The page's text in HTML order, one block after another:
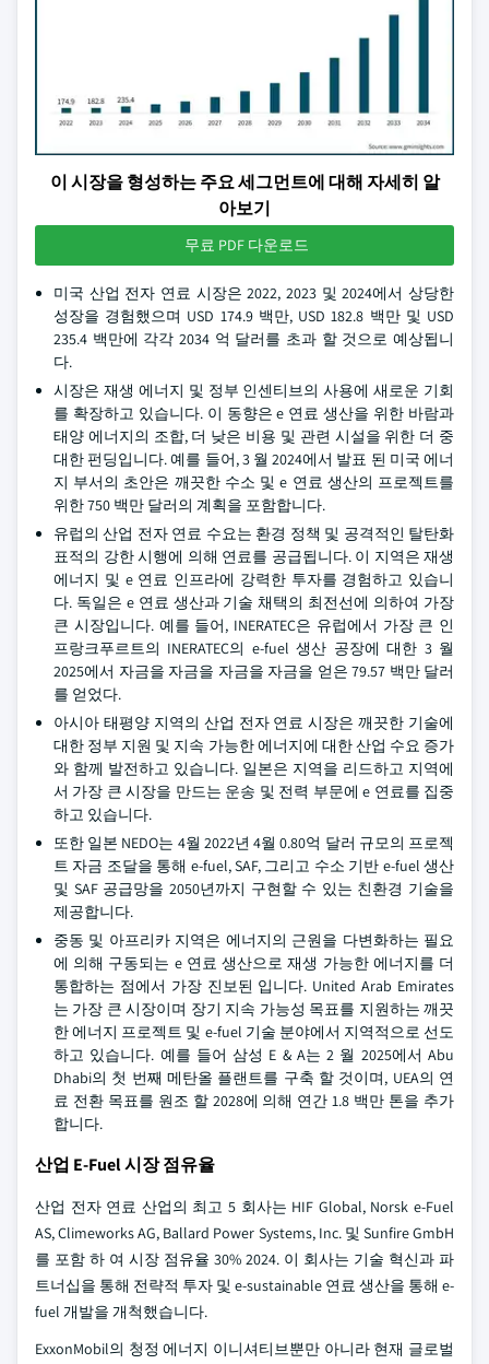
이 시장을 형성하는 주요 세그먼트에 대해 자세히 알
아보기
무료 PDF 다운로드
미국 산업 전자 연료 시장은 2022, 2023 및 2024에서 상당한
성장을 경험했으며 USD 174.9 백만, USD 182.8 백만 및 USD
235.4 백만에 각각 2034 억 달러를 초과 할 것으로 예상됩니
다.
시장은 재생 에너지 및 정부 인센티브의 사용에 새로운 기회
를 확장하고 있습니다. 이 동향은 e 연료 생산을 위한 바람과
태양 에너지의 조합, 더 낮은 비용 및 관련 시설을 위한 더 중
대한 펀딩입니다. 예를 들어, 3 월 2024에서 발표 된 미국 에너
지 부서의 초안은 깨끗한 수소 및 e 연료 생산의 프로젝트를
위한 750 백만 달러의 계획을 포함합니다.
유럽의 산업 전자 연료 수요는 환경 정책 및 공격적인 탈탄화
표적의 강한 시행에 의해 연료를 공급됩니다. 이 지역은 재생
에너지 및 e 연료 인프라에 강력한 투자를 경험하고 있습니
다. 독일은 e 연료 생산과 기술 채택의 최전선에 의하여 가장
큰 시장입니다. 예를 들어, INERATEC은 유럽에서 가장 큰 인
프랑크푸르트의 INERATEC의 e-fuel 생산 공장에 대한 3 월
2025에서 자금을 자금을 자금을 자금을 얻은 79.57 백만 달러
를 얻었다.
아시아 태평양 지역의 산업 전자 연료 시장은 깨끗한 기술에
대한 정부 지원 및 지속 가능한 에너지에 대한 산업 수요 증가
와 함께 발전하고 있습니다. 일본은 지역을 리드하고 지역에
서 가장 큰 시장을 만드는 운송 및 전력 부문에 e 연료를 집중
하고 있습니다.
또한 일본 NEDO는 4월 2022년 4월 0.80억 달러 규모의 프로젝
트 자금 조달을 통해 e-fuel, SAF, 그리고 수소 기반 e-fuel 생산
및 SAF 공급망을 2050년까지 구현할 수 있는 친환경 기술을
제공합니다.
중동 및 아프리카 지역은 에너지의 근원을 다변화하는 필요
에 의해 구동되는 e 연료 생산으로 재생 가능한 에너지를 더
통합하는 점에서 가장 진보된 입니다. United Arab Emirates
는 가장 큰 시장이며 장기 지속 가능성 목표를 지원하는 깨끗
한 에너지 프로젝트 및 e-fuel 기술 분야에서 지역적으로 선도
하고 있습니다. 예를 들어 삼성 E & A는 2 월 2025에서 Abu
Dhabi의 첫 번째 메탄올 플랜트를 구축 할 것이며, UEA의 연
료 전환 목표를 원조 할 2028에 의해 연간 1.8 백만 톤을 추가
합니다.
산업 E-Fuel 시장 점유율
산업 전자 연료 산업의 최고 5 회사는 HIF Global, Norsk e-Fuel
AS, Climeworks AG, Ballard Power Systems, Inc. 및 Sunfire GmbH
를 포함 하 여 시장 점유율 30% 2024. 이 회사는 기술 혁신과 파
트너십을 통해 전략적 투자 및 e-sustainable 연료 생산을 통해 e-
fuel 개발을 개척했습니다.
ExxonMobil의 청정 에너지 이니셔티브뿐만 아니라 현재 글로벌